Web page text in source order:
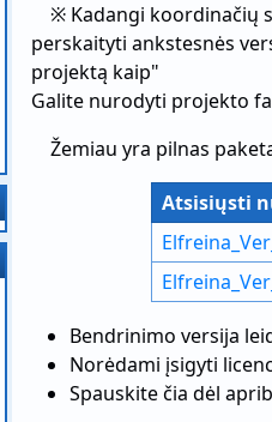
※ Kadangi koordinačių
perskaityti ankstesnės
projektą kaip"
Galite nurodyti projekto
Žemiau yra pilnas
Atsisiųsti
Bendrinimo versija
Norėdami įsigyti
Spauskite čia dėl